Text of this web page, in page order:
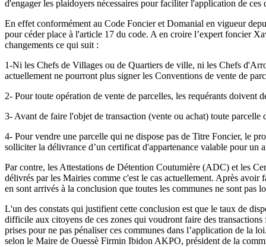
d'engager les plaidoyers nécessaires pour faciliter l'application de
En effet conformément au Code Foncier et Domanial en vigueur
pour céder place à l'article 17 du code. A en croire l’expert foncier
changements ce qui suit :
1-Ni les Chefs de Villages ou de Quartiers de ville, ni les Chefs
actuellement ne pourront plus signer les Conventions de vente de
2- Pour toute opération de vente de parcelles, les requérants doivent
3- Avant de faire l'objet de transaction (vente ou achat) toute
4- Pour vendre une parcelle qui ne dispose pas de Titre Foncier, le
solliciter la délivrance d’un certificat d'appartenance valable pour un
Par contre, les Attestations de Détention Coutumière (ADC) et les
délivrés par les Mairies comme c'est le cas actuellement. Après
en sont arrivés à la conclusion que toutes les communes ne sont
L'un des constats qui justifient cette conclusion est que le taux de
difficile aux citoyens de ces zones qui voudront faire des
prises pour ne pas pénaliser ces communes dans l’application de la
selon le Maire de Ouessè Firmin Ibidon AKPO, président de la